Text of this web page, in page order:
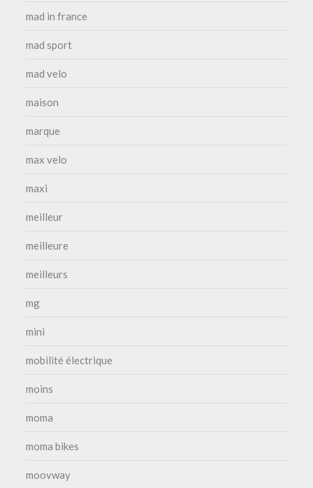
mad in france
mad sport
mad velo
maison
marque
max velo
maxi
meilleur
meilleure
meilleurs
mg
mini
mobilité électrique
moins
moma
moma bikes
moovway